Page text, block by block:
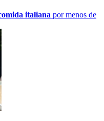
italiana por menos de